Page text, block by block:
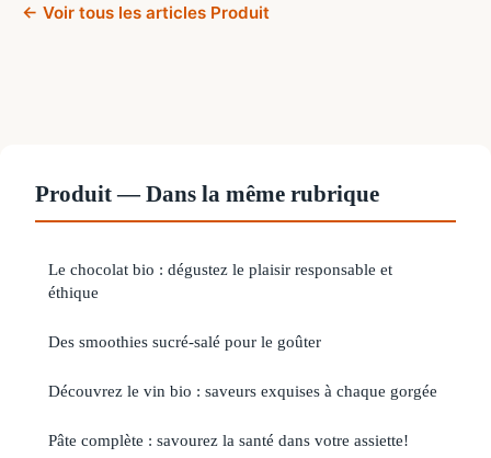
← Voir tous les articles Produit
Produit — Dans la même rubrique
Le chocolat bio : dégustez le plaisir responsable et
éthique
Des smoothies sucré-salé pour le goûter
Découvrez le vin bio : saveurs exquises à chaque gorgée
Pâte complète : savourez la santé dans votre assiette!